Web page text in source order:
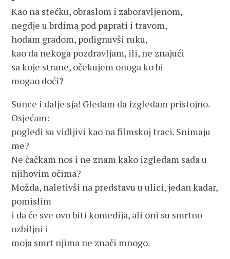
Kao na stećku, obraslom i zaboravljenom,
negdje u brdima pod paprati i travom,
hodam gradom, podignuvši ruku,
kao da nekoga pozdravljam, ili, ne znajući
sa koje strane, očekujem onoga ko bi
mogao doći?
Sunce i dalje sja! Gledam da izgledam pristojno.
Osjećam:
pogledi su vidljivi kao na filmskoj traci. Snimaju
me?
Ne čačkam nos i ne znam kako izgledam sada u
njihovim očima?
Možda, naletivši na predstavu u ulici, jedan kadar,
pomislim
i da će sve ovo biti komedija, ali oni su smrtno
ozbiljni i
moja smrt njima ne znači mnogo.